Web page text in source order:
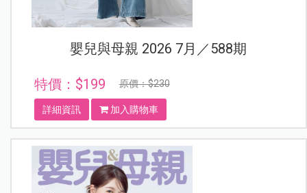
嬰兒與母親 2026 7月／588期
特價：$199 原價：$230
詳細資訊 加入購物車